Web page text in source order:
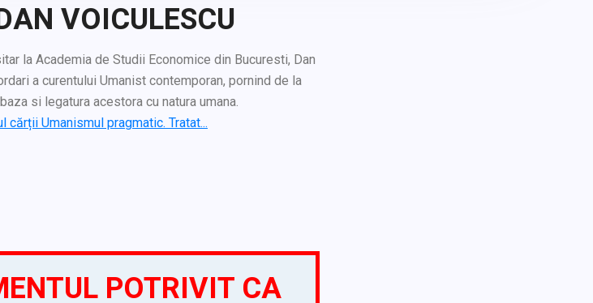
VOICULESCU
la Academia de Studii Economice din Bucuresti, Dan
a curentului Umanist contemporan, pornind de la
si legatura acestora cu natura umana.
cărții Umanismul pragmatic. Tratat...
POTRIVIT CA